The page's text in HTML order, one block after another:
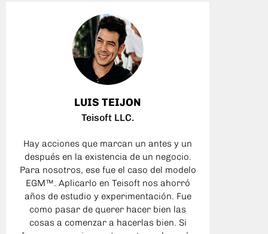
LUIS TEIJON
Teisoft LLC.
Hay acciones que marcan un antes y un
después en la existencia de un negocio.
Para nosotros, ese fue el caso del modelo
EGM™. Aplicarlo en Teisoft nos ahorró
años de estudio y experimentación. Fue
como pasar de querer hacer bien las
cosas a comenzar a hacerlas bien. Si